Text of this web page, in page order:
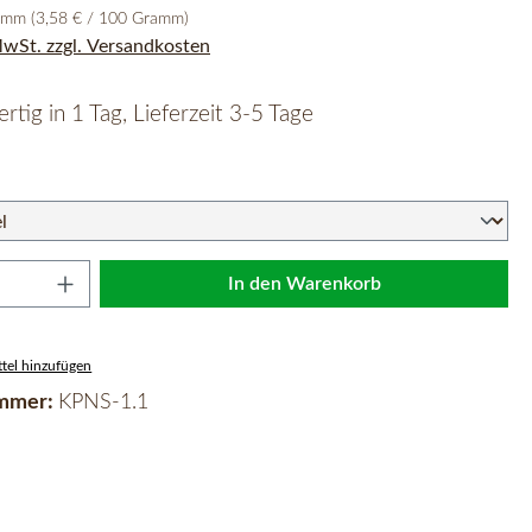
(3,58 € / 100 Gramm)
zzgl. Versandkosten
in 1 Tag, Lieferzeit 3-5 Tage
Gib den gewünschten Wert ein
In den Warenkorb
hinzufügen
KPNS-1.1